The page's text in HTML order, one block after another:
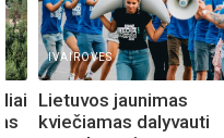
IVAIROVES
Lietuvos jaunimas
kviečiamas dalyvauti